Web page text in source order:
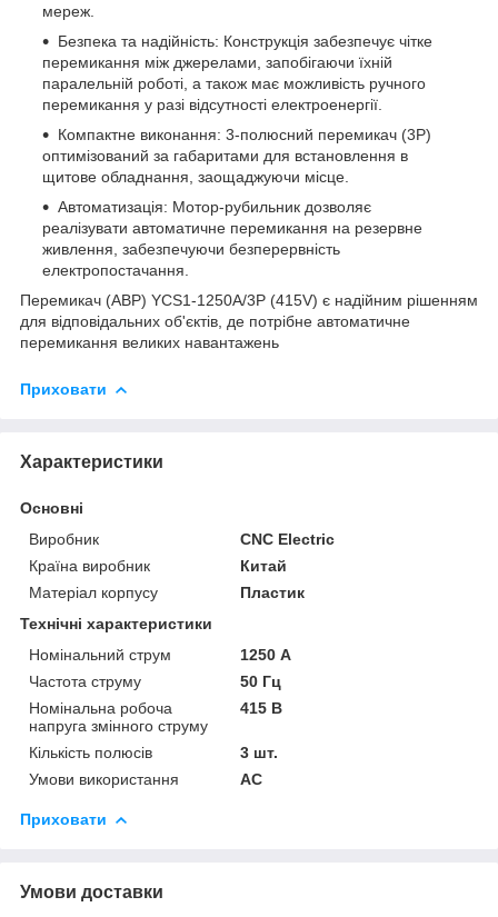
мереж.
Безпека та надійність: Конструкція забезпечує чітке
перемикання між джерелами, запобігаючи їхній
паралельній роботі, а також має можливість ручного
перемикання у разі відсутності електроенергії.
Компактне виконання: 3-полюсний перемикач (3Р)
оптимізований за габаритами для встановлення в
щитове обладнання, заощаджуючи місце.
Автоматизація: Мотор-рубильник дозволяє
реалізувати автоматичне перемикання на резервне
живлення, забезпечуючи безперервність
електропостачання.
Перемикач (АВР) YCS1-1250А/3Р (415V) є надійним рішенням
для відповідальних об'єктів, де потрібне автоматичне
перемикання великих навантажень
Приховати
Характеристики
Основні
Виробник
CNC Electric
Країна виробник
Китай
Матеріал корпусу
Пластик
Технічні характеристики
Номінальний струм
1250 А
Частота струму
50 Гц
Номінальна робоча
напруга змінного струму
415 В
Кількість полюсів
3 шт.
Умови використання
АС
Приховати
Умови доставки